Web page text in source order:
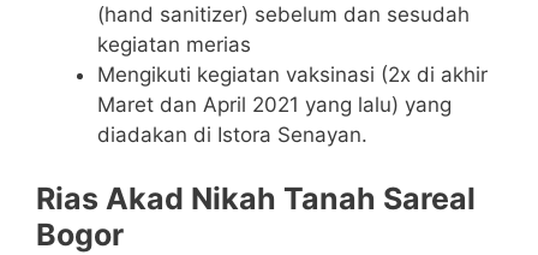
(hand sanitizer) sebelum dan sesudah
kegiatan merias
Mengikuti kegiatan vaksinasi (2x di akhir
Maret dan April 2021 yang lalu) yang
diadakan di Istora Senayan.
Rias Akad Nikah Tanah Sareal
Bogor